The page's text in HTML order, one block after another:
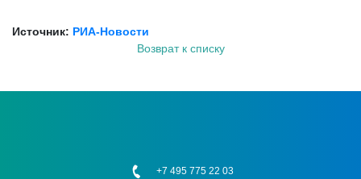
Источник: РИА-Новости
Возврат к списку
+7 495 775 22 03